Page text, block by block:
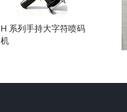
H 系列手持大字符喷码
机